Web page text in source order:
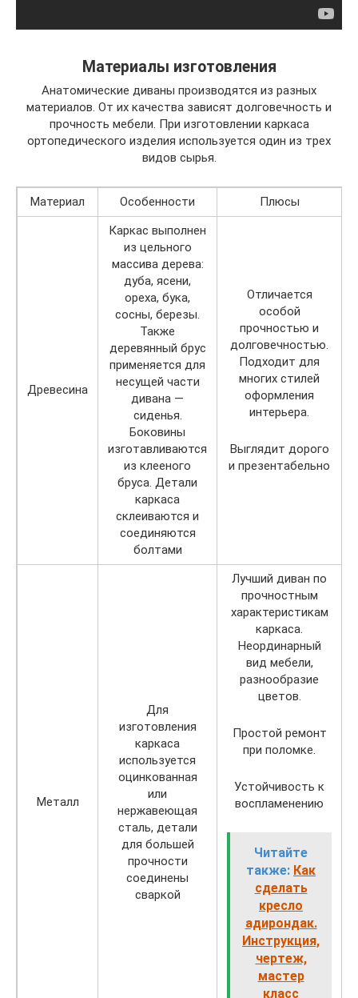
Материалы изготовления
Анатомические диваны производятся из разных
материалов. От их качества зависят долговечность и
прочность мебели. При изготовлении каркаса
ортопедического изделия используется один из трех
видов сырья.
Материал Особенности Плюсы
Древесина
Каркас выполнен
из цельного
массива дерева:
дуба, ясени,
ореха, бука,
сосны, березы.
Также
деревянный брус
применяется для
несущей части
дивана —
сиденья.
Боковины
изготавливаются
из клееного
бруса. Детали
каркаса
склеиваются и
соединяются
болтами
Отличается
особой
прочностью и
долговечностью.
Подходит для
многих стилей
оформления
интерьера.
Выглядит дорого
и презентабельно
Металл
Для
изготовления
каркаса
используется
оцинкованная
или
нержавеющая
сталь, детали
для большей
прочности
соединены
сваркой
Лучший диван по
прочностным
характеристикам
каркаса.
Неординарный
вид мебели,
разнообразие
цветов.
Простой ремонт
при поломке.
Устойчивость к
воспламенению
Читайте
также: Как
сделать
кресло
адирондак.
Инструкция,
чертеж,
мастер
класс